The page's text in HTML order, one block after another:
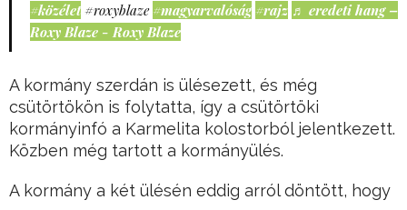
#közélet #roxyblaze #magyarvalóság #rajz ♬ eredeti hang –
Roxy Blaze - Roxy Blaze
A kormány szerdán is ülésezett, és még
csütörtökön is folytatta, így a csütörtöki
kormányinfó a Karmelita kolostorból jelentkezett.
Közben még tartott a kormányülés.
A kormány a két ülésén eddig arról döntött, hogy